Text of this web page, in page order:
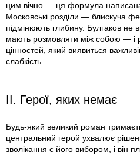
цим вічно — ця формула написана
Московські розділи — блискуча
підмінюють глибину. Булгаков не
мають розмовляти між собою — і
цінностей, який виявиться
слабкість.
II. Герої, яких немає
Будь-який великий роман
центральний герой ухвалює
зволікання є його вибором, і він